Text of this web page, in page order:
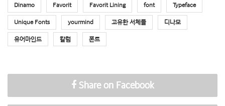
Dinamo Favorit Favorit Lining font Typeface
Unique Fonts yourmind 고유한 서체들 디나모
유어마인드 칼럼 폰트
Share on Facebook